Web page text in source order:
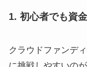
1. 初心者でも資
クラウドファンデ